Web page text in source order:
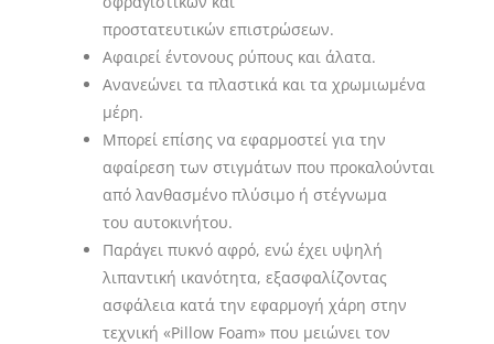
προστατευτικών επιστρώσεων.
Αφαιρεί έντονους ρύπους και άλατα.
Ανανεώνει τα πλαστικά και τα χρωμιωμένα
μέρη.
Μπορεί επίσης να εφαρμοστεί για την
αφαίρεση των στιγμάτων που προκαλούνται
από λανθασμένο πλύσιμο ή στέγνωμα
του αυτοκινήτου.
Παράγει πυκνό αφρό, ενώ έχει υψηλή
λιπαντική ικανότητα, εξασφαλίζοντας
ασφάλεια κατά την εφαρμογή χάρη στην
τεχνική «Pillow Foam» που μειώνει τον